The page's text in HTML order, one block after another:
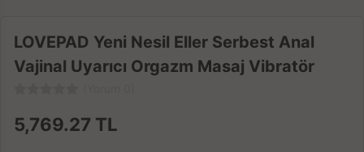
LOVEPAD Yeni Nesil Eller Serbest Anal
Vajinal Uyarıcı Orgazm Masaj Vibratör
5,769.27 TL